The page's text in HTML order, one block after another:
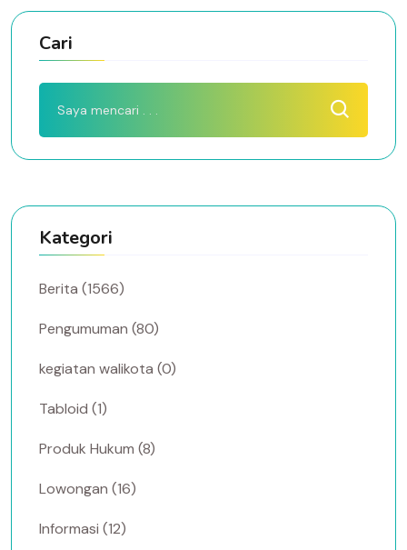
Cari
Kategori
Berita (1566)
Pengumuman (80)
kegiatan walikota (0)
Tabloid (1)
Produk Hukum (8)
Lowongan (16)
Informasi (12)